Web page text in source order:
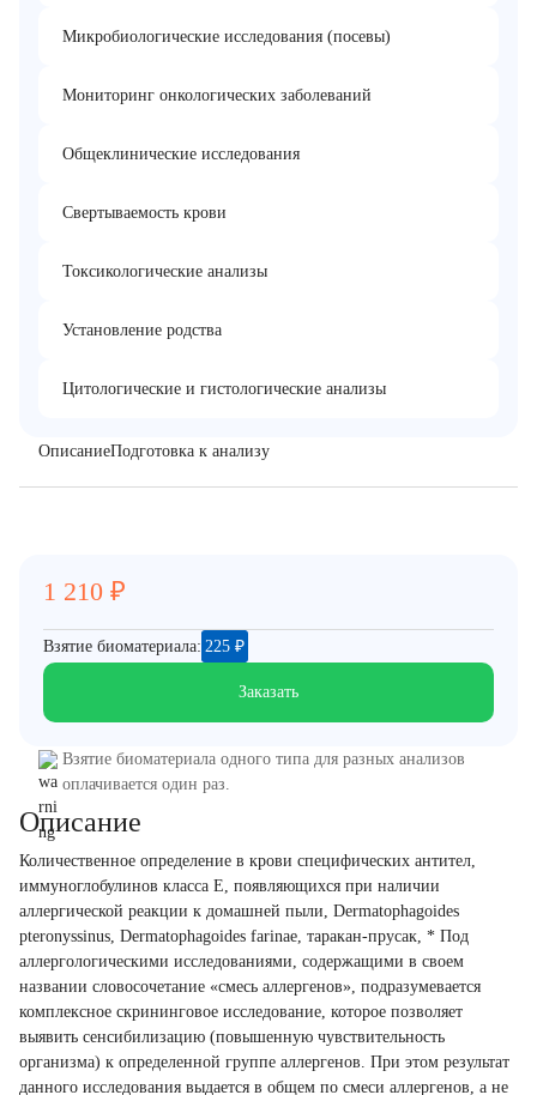
Микробиологические исследования (посевы)
Мониторинг онкологических заболеваний
Общеклинические исследования
Свертываемость крови
Токсикологические анализы
Установление родства
Цитологические и гистологические анализы
ОписаниеПодготовка к анализу
Описание
Количественное определение в крови специфических антител,
иммуноглобулинов класса E, появляющихся при наличии
аллергической реакции к домашней пыли, Dermatophagoides
pteronyssinus, Dermatophagoides farinae, таракан-прусак, * Под
аллергологическими исследованиями, содержащими в своем
названии словосочетание «смесь аллергенов», подразумевается
комплексное скрининговое исследование, которое позволяет
выявить сенсибилизацию (повышенную чувствительность
организма) к определенной группе аллергенов. При этом результат
данного исследования выдается в общем по смеси аллергенов, а не
1 210 ₽
Взятие биоматериала: 225 ₽
Заказать
Взятие биоматериала одного типа для разных анализов
оплачивается один раз.